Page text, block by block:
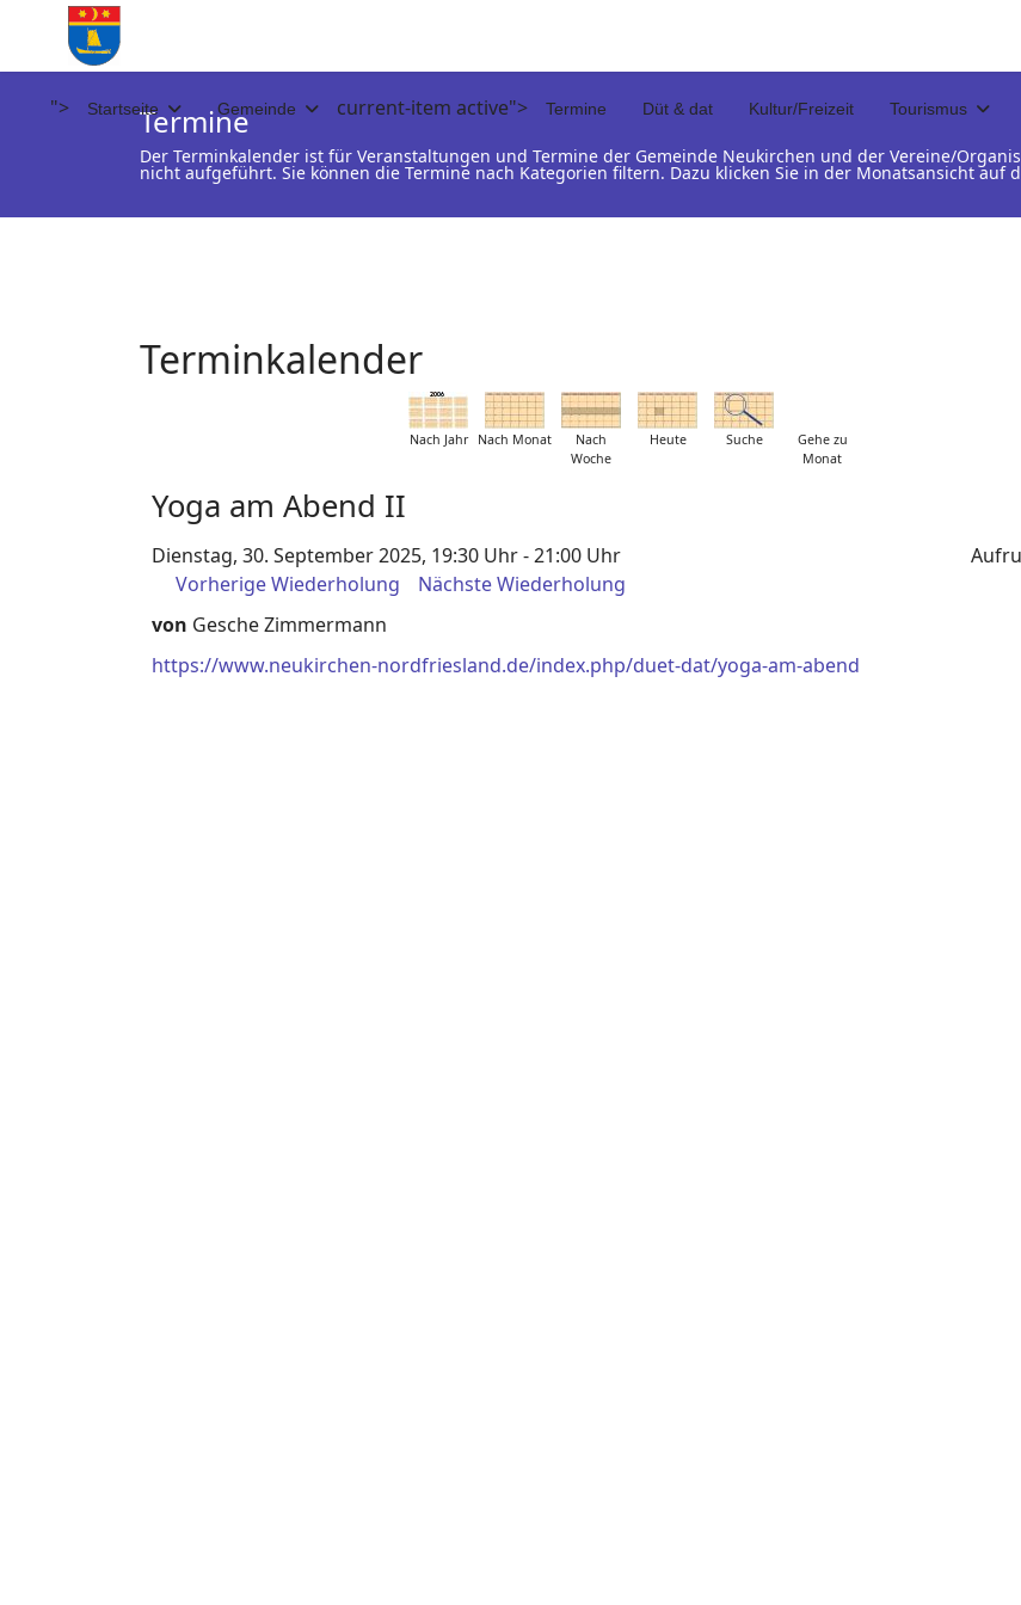
"> Startseite Gemeinde current-item active"> Termine Düt & dat Kultur/Freizeit Tourismus
Termine
Der Terminkalender ist für Veranstaltungen und Termine der Gemeinde Neukirchen und der Vereine/
nicht aufgeführt. Sie können die Termine nach Kategorien filtern. Dazu klicken Sie in der Monatsansicht auf
Terminkalender
Nach Jahr Nach Monat
Nach
Woche
Heute Suche
Gehe zu
Monat
Yoga am Abend II
Dienstag, 30. September 2025, 19:30 Uhr - 21:00 Uhr
Vorherige Wiederholung
Nächste Wiederholung
von Gesche Zimmermann
https://www.neukirchen-nordfriesland.de/index.php/duet-dat/yoga-am-abend